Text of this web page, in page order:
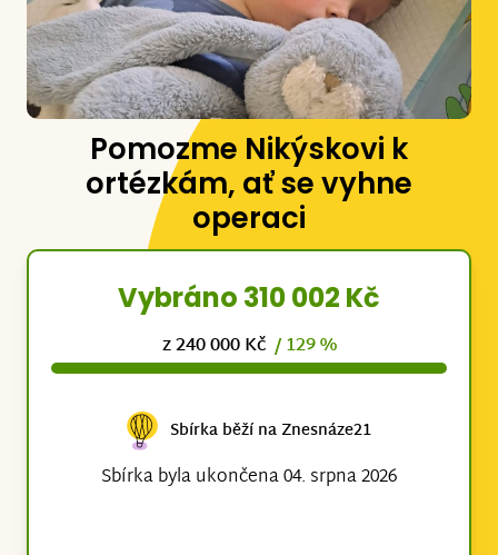
Pomozme Nikýskovi k
ortézkám, ať se vyhne
operaci
Vybráno 310 002 Kč
z 240 000 Kč / 129 %
Sbírka běží na Znesnáze21
Sbírka byla ukončena 04. srpna 2026